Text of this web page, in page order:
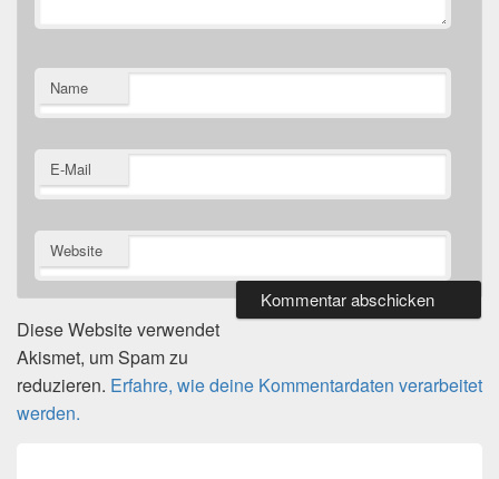
Name
E-Mail
Website
Diese Website verwendet
Akismet, um Spam zu
reduzieren. Erfahre, wie deine Kommentardaten verarbeitet
werden.